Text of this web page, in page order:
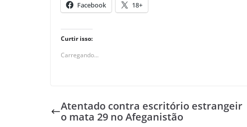
Facebook 18+
Curtir isso:
Carregando...
Atentado contra escritório estrangeir
o mata 29 no Afeganistão